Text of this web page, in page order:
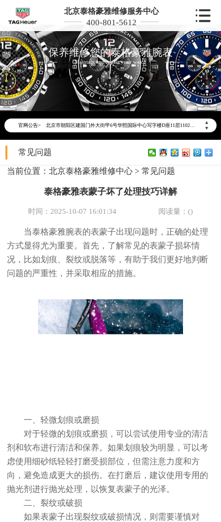
北京泰格豪雅维修服务中心
400-801-5612
保养维修您的泰格豪雅腕表
Maintain and repair your watch
官网公告>
▲
▼
2026年6月泰格豪雅北京市售后服务网络优化升级公告
2026年6月北京市泰格豪雅官方售后客户服务热线：400-801-5612
2026年6月泰格豪雅售后服务中心最新网点地址：
北京市东城区东长安街1号东方广场写字楼W3座6层602室（需提前预约）
北京市朝阳区建国门外大街甲6号华熙国际中心写字楼D座11层1102室（需提前预约）
北京市朝阳区建国门外大街甲6号华熙国际中心D座11层1102室泰格豪雅售后服务中心（需提前预约）
北京市东城区东长安街1号王府井东方广场W3座6层602室泰格豪雅售后服务中心（需提前预约）
节假日正常营业！
常见问题
当前位置： 北京泰格豪雅维修中心 > 常见问题
泰格豪雅表蒙子坏了处理技巧详解
时间：2025-10-07 16:01:34 阅读量：()
当泰格豪雅腕表的表蒙子出现问题时，正确的处理
方式显得尤为重要。首先，了解常见的表蒙子损坏情
况，比如划痕、裂纹或脱落等，有助于我们更好地判断
问题的严重性，并采取相应的措施。
一、轻微划痕或磨损
对于轻微的划痕或磨损，可以尝试使用专业的清洁
剂和软布进行清洁和保养。如果划痕较为明显，可以考
虑使用细砂纸轻轻打磨受损部位，但需注意力度和方
向，避免造成更大的损伤。在打磨后，建议使用专用的
抛光剂进行抛光处理，以恢复表蒙子的光泽。
二、裂纹或破损
如果表蒙子出现裂纹或破损情况，则需要谨慎对